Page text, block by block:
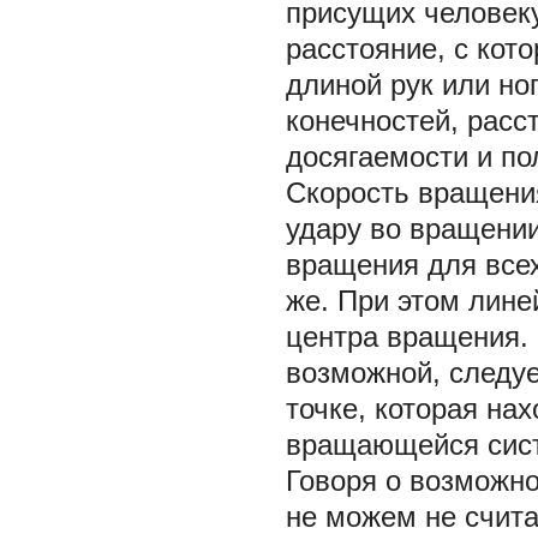
присущих
расстояние, с
длиной рук или
конечностей,
досягаемости и
Скорость
удару во
вращения для
же. При этом
центра
возможной,
точке, которая
вращающейся
Говоря о
не можем не